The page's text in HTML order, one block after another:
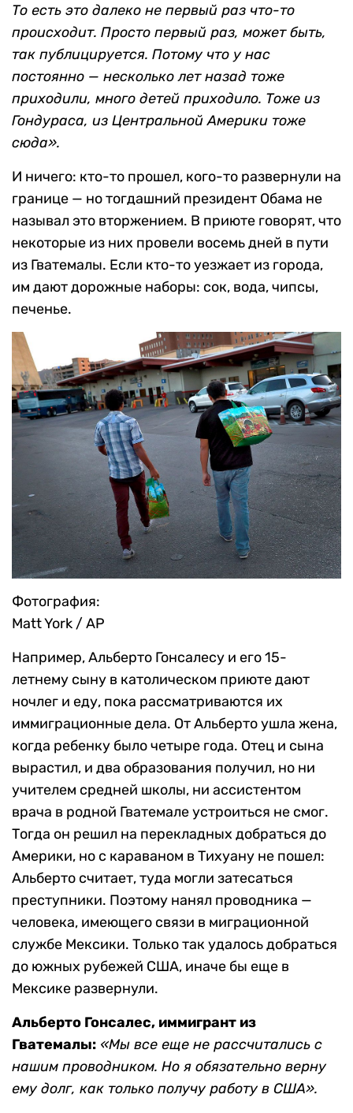
То есть это далеко не первый раз что-то
происходит. Просто первый раз, может быть,
так публицируется. Потому что у нас
постоянно — несколько лет назад тоже
приходили, много детей приходило. Тоже из
Гондураса, из Центральной Америки тоже
сюда».
И ничего: кто-то прошел, кого-то развернули на
границе — но тогдашний президент Обама не
называл это вторжением. В приюте говорят, что
некоторые из них провели восемь дней в пути
из Гватемалы. Если кто-то уезжает из города,
им дают дорожные наборы: сок, вода, чипсы,
печенье.
Фотография:
Matt York / AP
Например, Альберто Гонсалесу и его 15-
летнему сыну в католическом приюте дают
ночлег и еду, пока рассматриваются их
иммиграционные дела. От Альберто ушла жена,
когда ребенку было четыре года. Отец и сына
вырастил, и два образования получил, но ни
учителем средней школы, ни ассистентом
врача в родной Гватемале устроиться не смог.
Тогда он решил на перекладных добраться до
Америки, но с караваном в Тихуану не пошел:
Альберто считает, туда могли затесаться
преступники. Поэтому нанял проводника —
человека, имеющего связи в миграционной
службе Мексики. Только так удалось добраться
до южных рубежей США, иначе бы еще в
Мексике развернули.
Альберто Гонсалес, иммигрант из
Гватемалы: «Мы все еще не рассчитались с
нашим проводником. Но я обязательно верну
ему долг, как только получу работу в США».